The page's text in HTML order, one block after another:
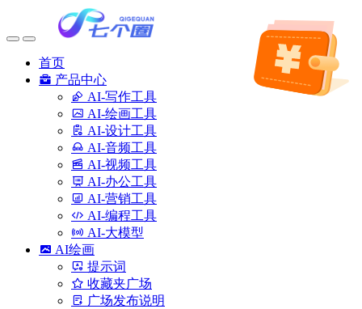
首页
产品中心
AI-写作工具
AI-绘画工具
AI-设计工具
AI-音频工具
AI-视频工具
AI-办公工具
AI-营销工具
AI-编程工具
AI-大模型
AI绘画
提示词
收藏夹广场
广场发布说明